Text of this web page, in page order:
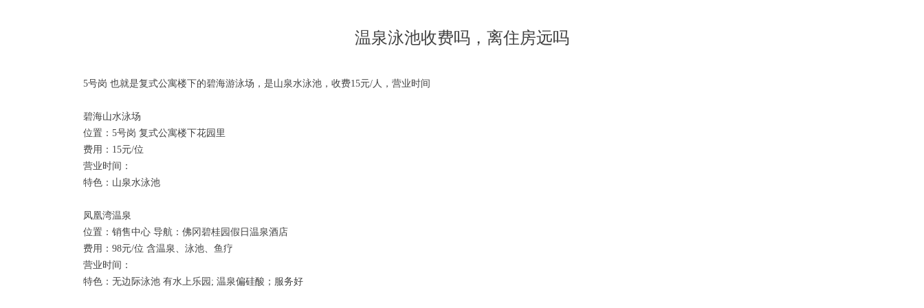
温泉泳池收费吗，离住房远吗
5号岗 也就是复式公寓楼下的碧海游泳场，是山泉水泳池，收费15元/人，营业时间
碧海山水泳场
位置：5号岗 复式公寓楼下花园里
费用：15元/位
营业时间：
特色：山泉水泳池
凤凰湾温泉
位置：销售中心 导航：佛冈碧桂园假日温泉酒店
费用：98元/位 含温泉、泳池、鱼疗
营业时间：
特色：无边际泳池 有水上乐园; 温泉偏硅酸；服务好